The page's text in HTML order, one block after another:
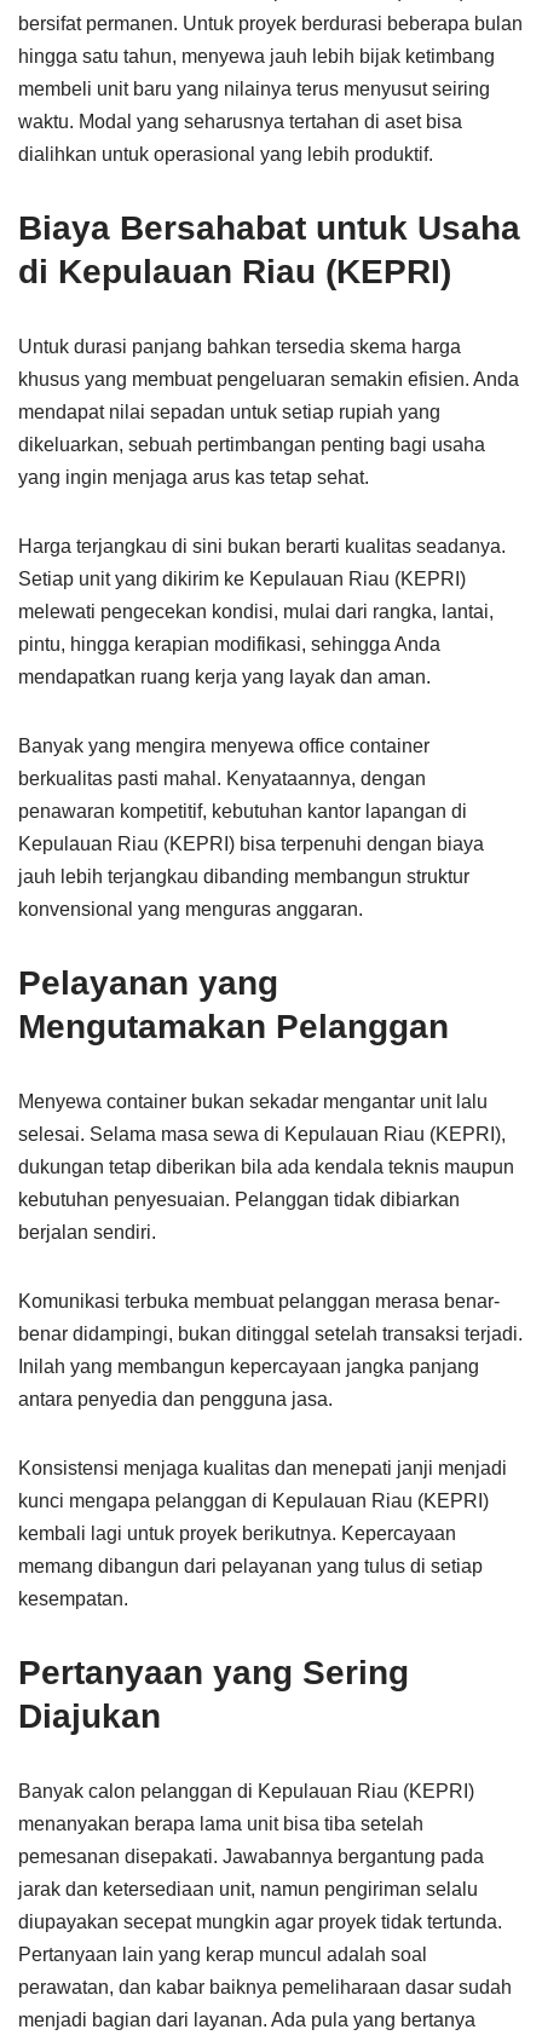
bersifat permanen. Untuk proyek berdurasi beberapa bulan
hingga satu tahun, menyewa jauh lebih bijak ketimbang
membeli unit baru yang nilainya terus menyusut seiring
waktu. Modal yang seharusnya tertahan di aset bisa
dialihkan untuk operasional yang lebih produktif.
Biaya Bersahabat untuk Usaha
di Kepulauan Riau (KEPRI)
Untuk durasi panjang bahkan tersedia skema harga
khusus yang membuat pengeluaran semakin efisien. Anda
mendapat nilai sepadan untuk setiap rupiah yang
dikeluarkan, sebuah pertimbangan penting bagi usaha
yang ingin menjaga arus kas tetap sehat.
Harga terjangkau di sini bukan berarti kualitas seadanya.
Setiap unit yang dikirim ke Kepulauan Riau (KEPRI)
melewati pengecekan kondisi, mulai dari rangka, lantai,
pintu, hingga kerapian modifikasi, sehingga Anda
mendapatkan ruang kerja yang layak dan aman.
Banyak yang mengira menyewa office container
berkualitas pasti mahal. Kenyataannya, dengan
penawaran kompetitif, kebutuhan kantor lapangan di
Kepulauan Riau (KEPRI) bisa terpenuhi dengan biaya
jauh lebih terjangkau dibanding membangun struktur
konvensional yang menguras anggaran.
Pelayanan yang
Mengutamakan Pelanggan
Menyewa container bukan sekadar mengantar unit lalu
selesai. Selama masa sewa di Kepulauan Riau (KEPRI),
dukungan tetap diberikan bila ada kendala teknis maupun
kebutuhan penyesuaian. Pelanggan tidak dibiarkan
berjalan sendiri.
Komunikasi terbuka membuat pelanggan merasa benar-
benar didampingi, bukan ditinggal setelah transaksi terjadi.
Inilah yang membangun kepercayaan jangka panjang
antara penyedia dan pengguna jasa.
Konsistensi menjaga kualitas dan menepati janji menjadi
kunci mengapa pelanggan di Kepulauan Riau (KEPRI)
kembali lagi untuk proyek berikutnya. Kepercayaan
memang dibangun dari pelayanan yang tulus di setiap
kesempatan.
Pertanyaan yang Sering
Diajukan
Banyak calon pelanggan di Kepulauan Riau (KEPRI)
menanyakan berapa lama unit bisa tiba setelah
pemesanan disepakati. Jawabannya bergantung pada
jarak dan ketersediaan unit, namun pengiriman selalu
diupayakan secepat mungkin agar proyek tidak tertunda.
Pertanyaan lain yang kerap muncul adalah soal
perawatan, dan kabar baiknya pemeliharaan dasar sudah
menjadi bagian dari layanan. Ada pula yang bertanya